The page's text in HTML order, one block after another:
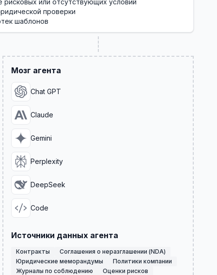
рисковых или отсутствующих условий
проверки
шаблонов
Мозг агента
Chat GPT
Claude
Gemini
Perplexity
DeepSeek
Code
Источники данных агента
Контракты
Соглашения о неразглашении (NDA)
Юридические меморандумы
Политики компании
Журналы по соблюдению
Оценки рисков